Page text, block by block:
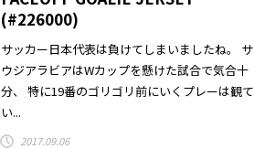
(#226000)
サッカー日本代表は負けてしまいましたね。 サ
ウジアラビアはWカップを懸けた試合で気合十
分、 特に19番のゴリゴリ前にいくプレーは観て
い...
2017.09.06